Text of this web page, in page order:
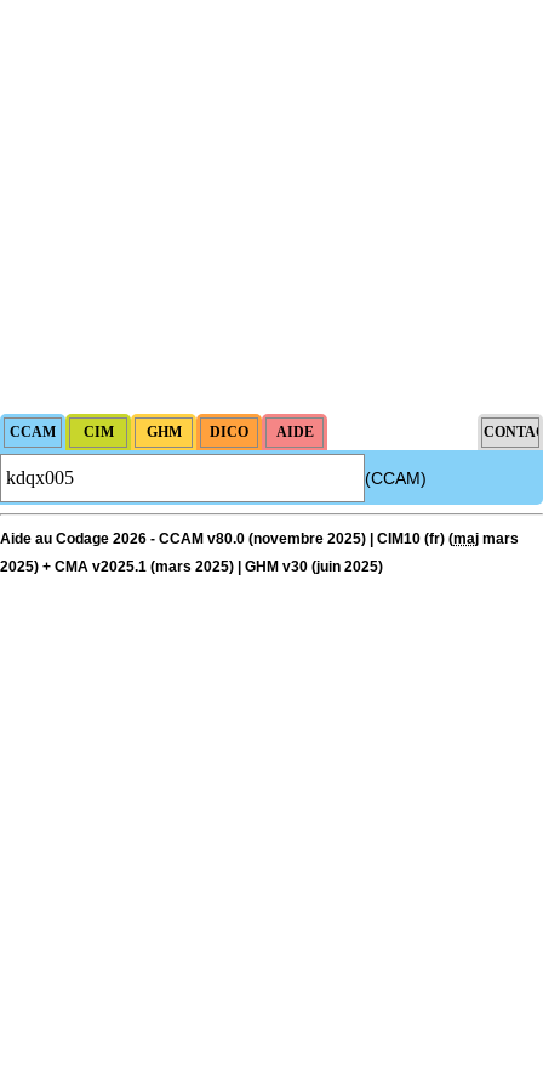
(CCAM)
Aide au Codage 2026 - CCAM v80.0 (novembre 2025) | CIM10 (fr) (maj mars
2025) + CMA v2025.1 (mars 2025) | GHM v30 (juin 2025)